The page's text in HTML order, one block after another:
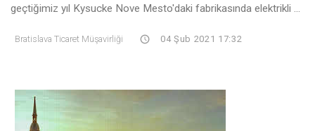
geçtiğimiz yıl Kysucke Nove Mesto'daki fabrikasında elektrikli ...
Bratislava Ticaret Müşavirliği 04 Şub 2021 17:32